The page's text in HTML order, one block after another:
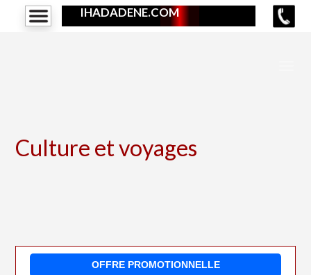
IHADADENE.COM
Culture et voyages
OFFRE PROMOTIONNELLE